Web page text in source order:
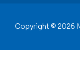
Copyright © 2026